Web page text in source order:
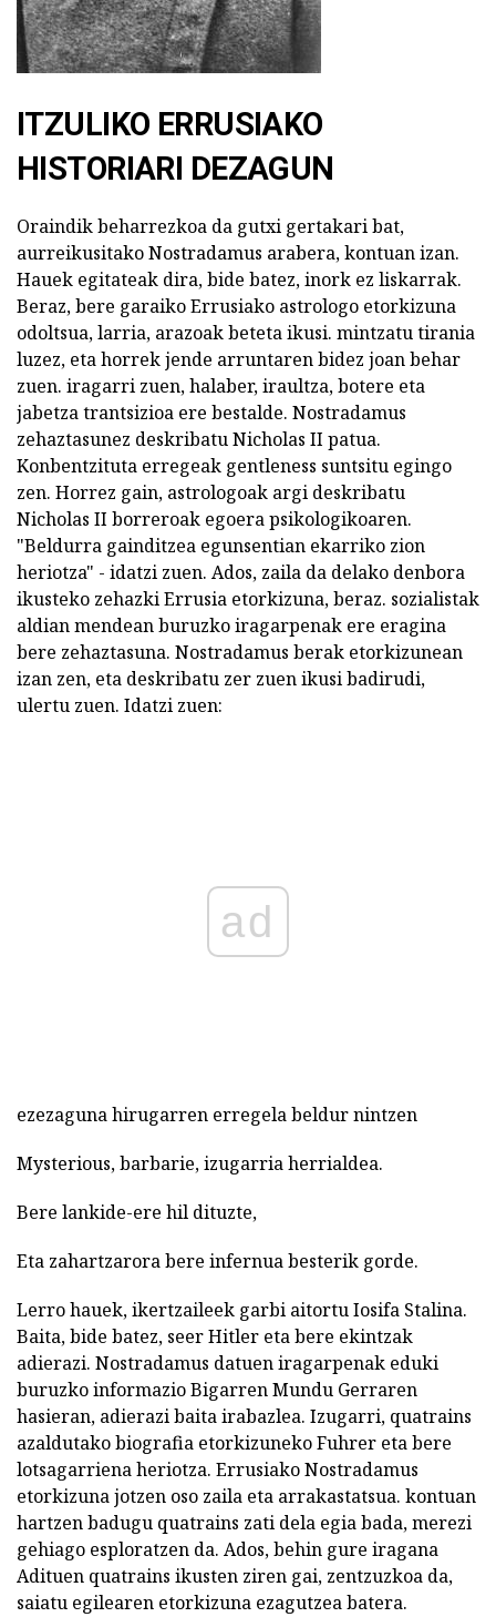
ITZULIKO ERRUSIAKO
HISTORIARI DEZAGUN
Oraindik beharrezkoa da gutxi gertakari bat,
aurreikusitako Nostradamus arabera, kontuan izan.
Hauek egitateak dira, bide batez, inork ez liskarrak.
Beraz, bere garaiko Errusiako astrologo etorkizuna
odoltsua, larria, arazoak beteta ikusi. mintzatu tirania
luzez, eta horrek jende arruntaren bidez joan behar
zuen. iragarri zuen, halaber, iraultza, botere eta
jabetza trantsizioa ere bestalde. Nostradamus
zehaztasunez deskribatu Nicholas II patua.
Konbentzituta erregeak gentleness suntsitu egingo
zen. Horrez gain, astrologoak argi deskribatu
Nicholas II borreroak egoera psikologikoaren.
"Beldurra gainditzea egunsentian ekarriko zion
heriotza" - idatzi zuen. Ados, zaila da delako denbora
ikusteko zehazki Errusia etorkizuna, beraz. sozialistak
aldian mendean buruzko iragarpenak ere eragina
bere zehaztasuna. Nostradamus berak etorkizunean
izan zen, eta deskribatu zer zuen ikusi badirudi,
ulertu zuen. Idatzi zuen:
ad
ezezaguna hirugarren erregela beldur nintzen
Mysterious, barbarie, izugarria herrialdea.
Bere lankide-ere hil dituzte,
Eta zahartzarora bere infernua besterik gorde.
Lerro hauek, ikertzaileek garbi aitortu Iosifa Stalina.
Baita, bide batez, seer Hitler eta bere ekintzak
adierazi. Nostradamus datuen iragarpenak eduki
buruzko informazio Bigarren Mundu Gerraren
hasieran, adierazi baita irabazlea. Izugarri, quatrains
azaldutako biografia etorkizuneko Fuhrer eta bere
lotsagarriena heriotza. Errusiako Nostradamus
etorkizuna jotzen oso zaila eta arrakastatsua. kontuan
hartzen badugu quatrains zati dela egia bada, merezi
gehiago esploratzen da. Ados, behin gure iragana
Adituen quatrains ikusten ziren gai, zentzuzkoa da,
saiatu egilearen etorkizuna ezagutzea batera.